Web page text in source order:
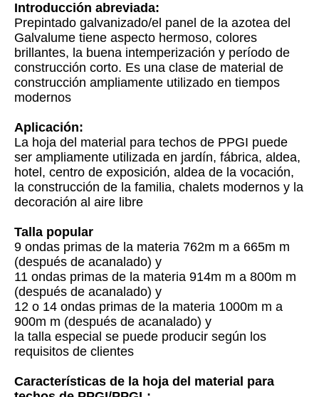
Introducción abreviada:
Prepintado galvanizado/el panel de la azotea del
Galvalume tiene aspecto hermoso, colores
brillantes, la buena intemperización y período de
construcción corto. Es una clase de material de
construcción ampliamente utilizado en tiempos
modernos
Aplicación:
La hoja del material para techos de PPGI puede
ser ampliamente utilizada en jardín, fábrica, aldea,
hotel, centro de exposición, aldea de la vocación,
la construcción de la familia, chalets modernos y la
decoración al aire libre
Talla popular
9 ondas primas de la materia 762m m a 665m m
(después de acanalado) y
11 ondas primas de la materia 914m m a 800m m
(después de acanalado) y
12 o 14 ondas primas de la materia 1000m m a
900m m (después de acanalado) y
la talla especial se puede producir según los
requisitos de clientes
Características de la hoja del material para